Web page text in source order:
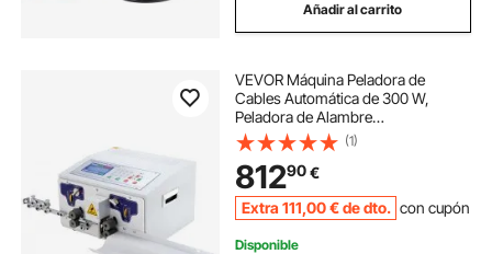
Añadir al carrito
VEVOR Máquina Peladora de
Cables Automática de 300 W,
Peladora de Alambre
Computarizada con Longitud de
Corte de 100.000 mm, Máquina
Pelacables de 50 Hz con Pantalla
LCD para Cables de PVC y Silicona
(1)
81290€
Extra 111,00 €de dto. con cupón
Disponible